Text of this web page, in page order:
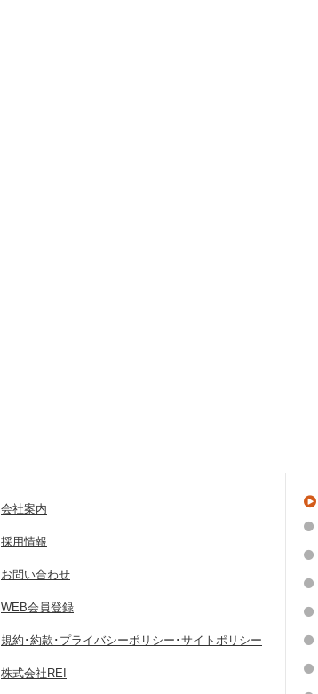
会社案内
採用情報
お問い合わせ
WEB会員登録
規約･約款･プライバシーポリシー･サイトポリシー
株式会社REI